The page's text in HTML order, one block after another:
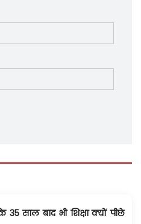
35 साल बाद भी शिक्षा क्यों पीछे